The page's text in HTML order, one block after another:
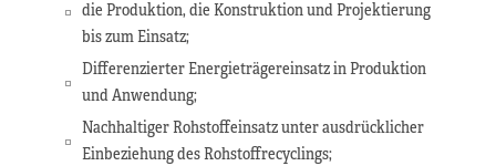
die Produktion, die Konstruktion und Projektierung
bis zum Einsatz;
Differenzierter Energieträgereinsatz in Produktion
und Anwendung;
Nachhaltiger Rohstoffeinsatz unter ausdrücklicher
Einbeziehung des Rohstoffrecyclings;